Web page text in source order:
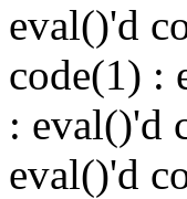
:
eval()'d